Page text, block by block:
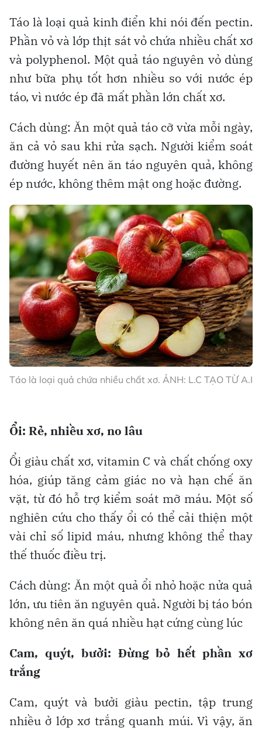
Táo là loại quả kinh điển khi nói đến pectin.
Phần vỏ và lớp thịt sát vỏ chứa nhiều chất xơ
và polyphenol. Một quả táo nguyên vỏ dùng
như bữa phụ tốt hơn nhiều so với nước ép
táo, vì nước ép đã mất phần lớn chất xơ.
Cách dùng: Ăn một quả táo cỡ vừa mỗi ngày,
ăn cả vỏ sau khi rửa sạch. Người kiểm soát
đường huyết nên ăn táo nguyên quả, không
ép nước, không thêm mật ong hoặc đường.
Táo là loại quả chứa nhiều chất xơ. ẢNH: L.C TẠO TỪ A.I
Ổi: Rẻ, nhiều xơ, no lâu
Ổi giàu chất xơ, vitamin C và chất chống oxy
hóa, giúp tăng cảm giác no và hạn chế ăn
vặt, từ đó hỗ trợ kiểm soát mỡ máu. Một số
nghiên cứu cho thấy ổi có thể cải thiện một
vài chỉ số lipid máu, nhưng không thể thay
thế thuốc điều trị.
Cách dùng: Ăn một quả ổi nhỏ hoặc nửa quả
lớn, ưu tiên ăn nguyên quả. Người bị táo bón
không nên ăn quá nhiều hạt cứng cùng lúc
Cam, quýt, bưởi: Đừng bỏ hết phần xơ
trắng
Cam, quýt và bưởi giàu pectin, tập trung
nhiều ở lớp xơ trắng quanh múi. Vì vậy, ăn